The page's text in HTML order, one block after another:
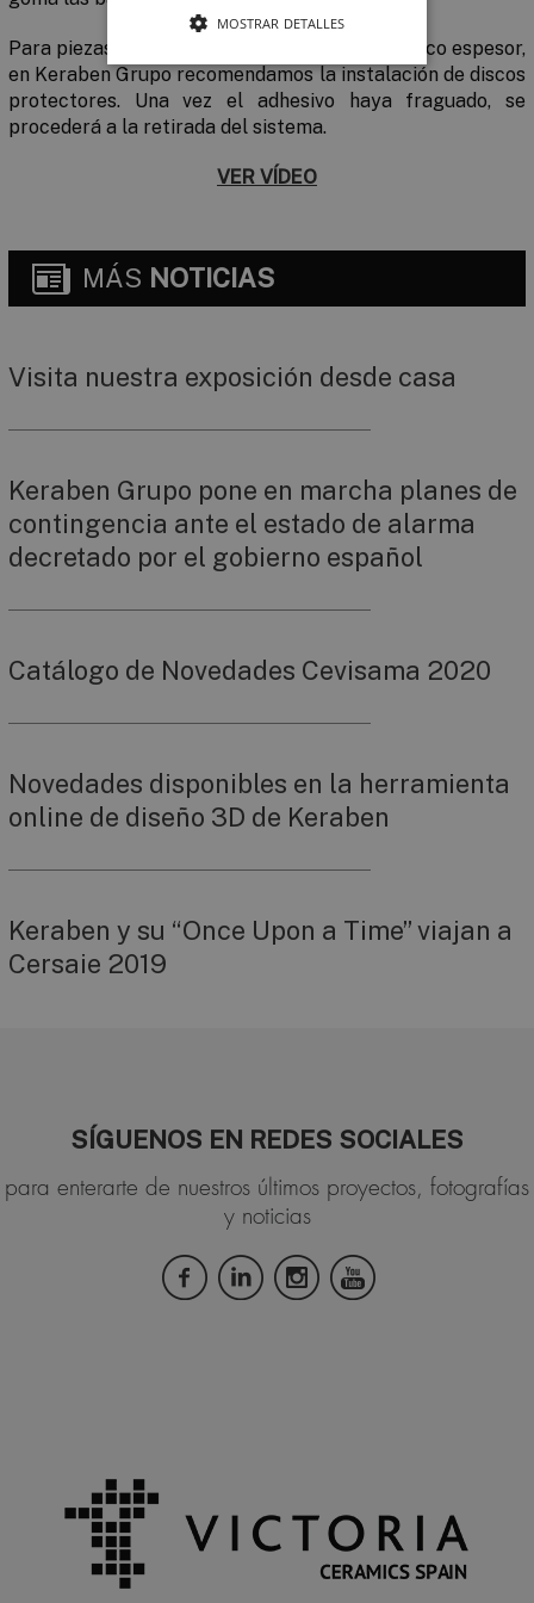
Para piezas de revestimientos porosas o de poco espesor,
en Keraben Grupo recomendamos la instalación de discos
protectores. Una vez el adhesivo haya fraguado, se
procederá a la retirada del sistema.
VER VÍDEO
MÁS NOTICIAS
Visita nuestra exposición desde casa
Keraben Grupo pone en marcha planes de
contingencia ante el estado de alarma
decretado por el gobierno español
Catálogo de Novedades Cevisama 2020
Novedades disponibles en la herramienta
online de diseño 3D de Keraben
Keraben y su “Once Upon a Time” viajan a
Cersaie 2019
SÍGUENOS EN REDES SOCIALES
para enterarte de nuestros últimos proyectos, fotografías
y noticias
MOSTRAR DETALLES